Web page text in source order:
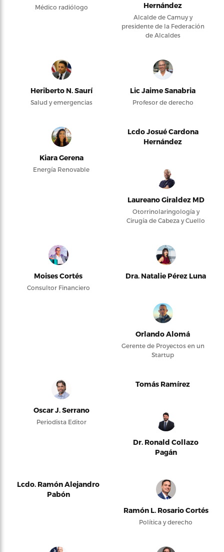
Médico radiólogo
Hernández
Alcalde de Camuy y
presidente de la Federación
de Alcaldes
Heriberto N. Saurí
Salud y emergencias
Lic Jaime Sanabria
Profesor de derecho
Kiara Gerena
Energía Renovable
Lcdo Josué Cardona
Hernández
Laureano Giraldez MD
Otorrinolaringología y
Cirugía de Cabeza y Cuello
Moises Cortés
Consultor Financiero
Dra. Natalie Pérez Luna
Orlando Alomá
Gerente de Proyectos en un
Startup
Oscar J. Serrano
Periodista Editor
Tomás Ramírez
Dr. Ronald Collazo
Pagán
Lcdo. Ramón Alejandro
Pabón
Ramón L. Rosario Cortés
Política y derecho